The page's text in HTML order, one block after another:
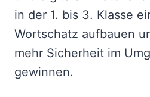
in der 1. bis 3. Klasse
Wortschatz aufbauen
mehr Sicherheit im
gewinnen.